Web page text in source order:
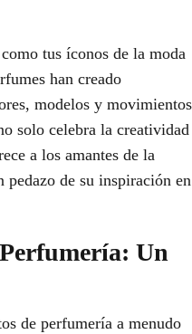
tus íconos de la moda
han creado
modelos y movimientos
solo celebra la creatividad
a los amantes de la
de su inspiración en
Un
de perfumería a menudo